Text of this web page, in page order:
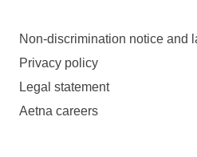
Non-discrimination notice and
Privacy policy
Legal statement
Aetna careers